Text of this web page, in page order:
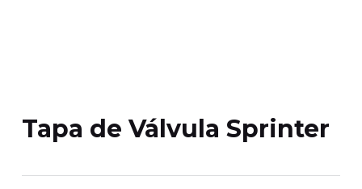
Tapa de Válvula Sprinter